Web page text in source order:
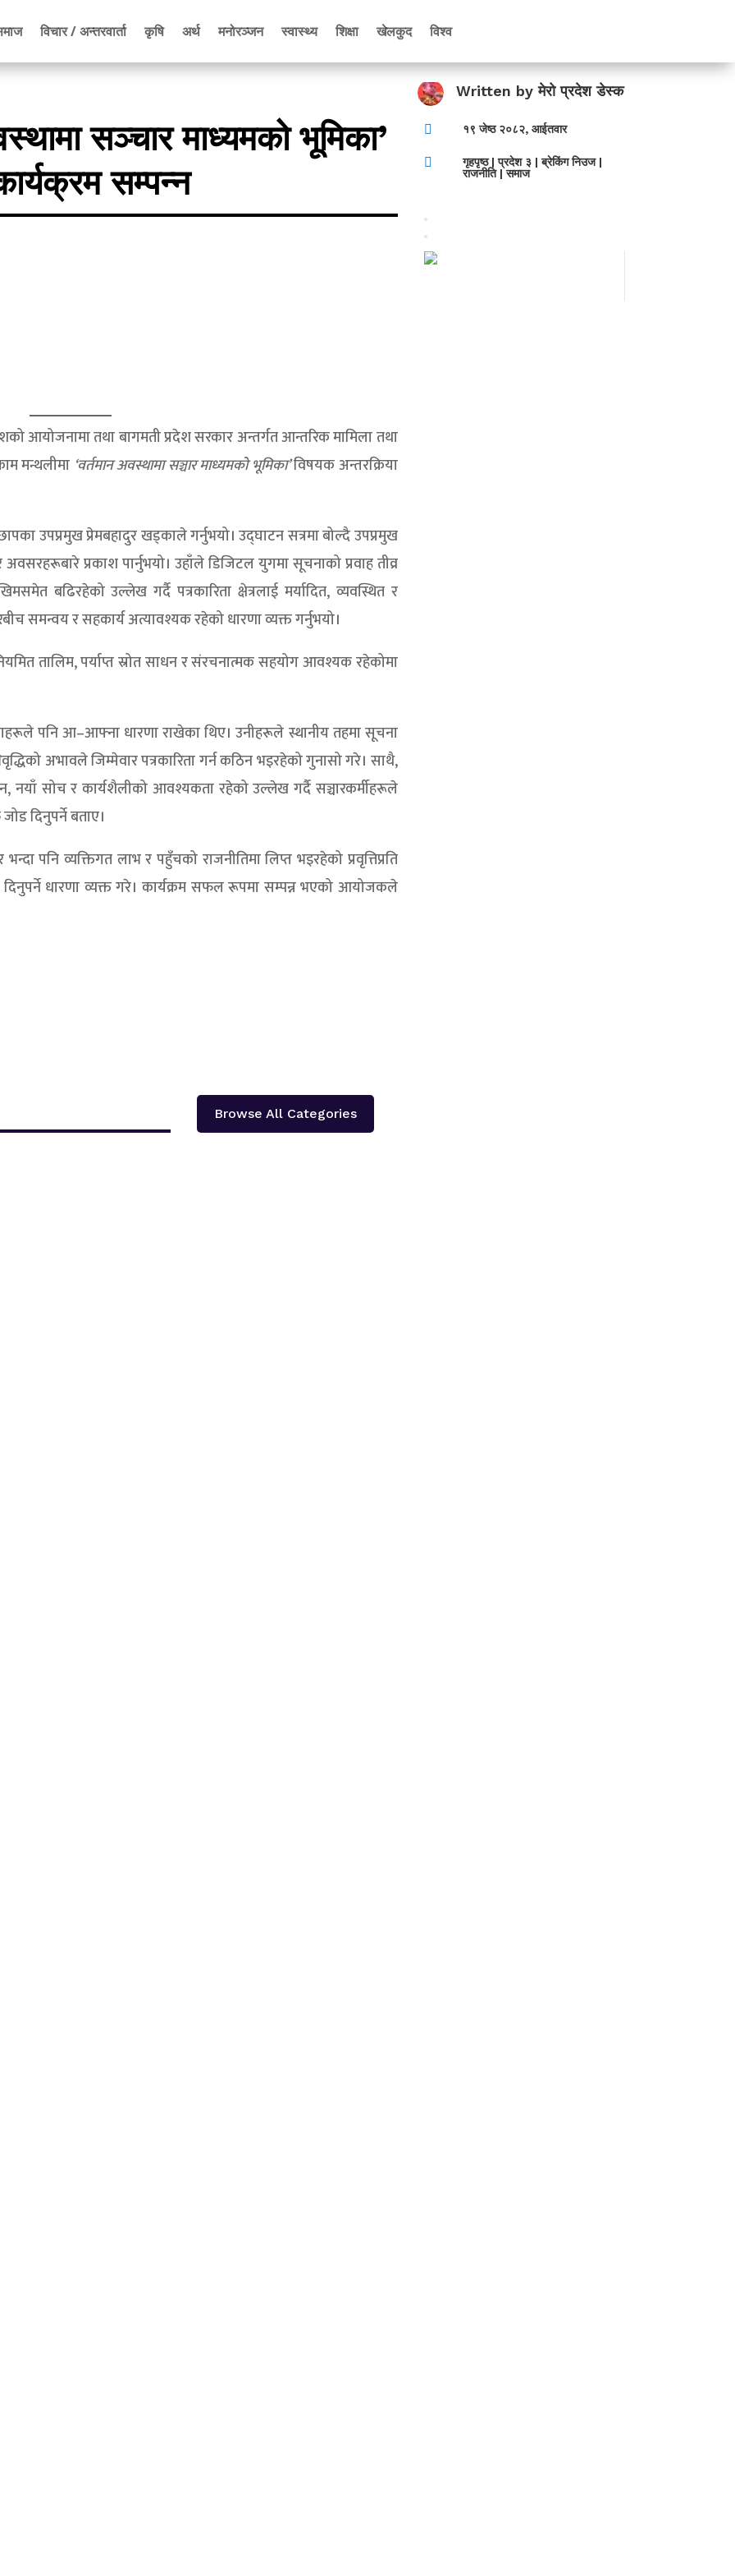
विचार / अन्तरवार्ता कृषि अर्थ मनोरञ्जन स्वास्थ्य शिक्षा खेलकुद विश्व
सञ्चार माध्यमको भूमिका’
सम्पन्न
Written byमेरो प्रदेश डेस्क
 १९ जेष्ठ २०८२, आईतवार
 गृहपृष्ठ|प्रदेश ३ |ब्रेकिंग निउज|
राजनीति|समाज
आयोजनामा तथा बागमती प्रदेश सरकार अन्तर्गत आन्तरिक मामिला तथा
मन्थलीमा ‘वर्तमान अवस्थामा सञ्चार माध्यमको भूमिका’विषयक अन्तरक्रिया
उपप्रमुख प्रेमबहादुर खड्काले गर्नुभयो। उद्घाटन सत्रमा बोल्दै उपप्रमुख
अवसरहरूबारे प्रकाश पार्नुभयो। उहाँले डिजिटल युगमा सूचनाको प्रवाह तीव्र
बढिरहेको उल्लेख गर्दै पत्रकारिता क्षेत्रलाई मर्यादित, व्यवस्थित र
समन्वय र सहकार्य अत्यावश्यक रहेको धारणा व्यक्त गर्नुभयो।
तालिम, पर्याप्त स्रोत साधन र संरचनात्मक सहयोग आवश्यक रहेकोमा
पनि आ–आफ्ना धारणा राखेका थिए। उनीहरूले स्थानीय तहमा सूचना
अभावले जिम्मेवार पत्रकारिता गर्न कठिन भइरहेको गुनासो गरे। साथै,
नयाँ सोच र कार्यशैलीको आवश्यकता रहेको उल्लेख गर्दै सञ्चारकर्मीहरूले
दिनुपर्ने बताए।
पनि व्यक्तिगत लाभ र पहुँचको राजनीतिमा लिप्त भइरहेको प्रवृत्तिप्रति
दिनुपर्ने धारणा व्यक्त गरे। कार्यक्रम सफल रूपमा सम्पन्न भएको आयोजकले
Browse All Categories